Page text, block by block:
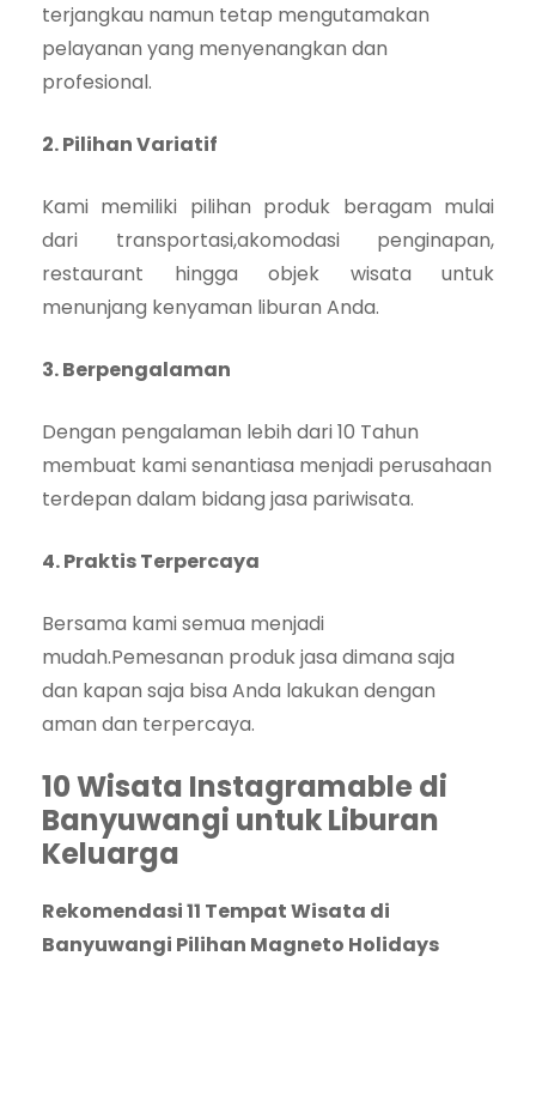
terjangkau namun tetap mengutamakan
pelayanan yang menyenangkan dan
profesional.
2. Pilihan Variatif
Kami memiliki pilihan produk beragam mulai
dari transportasi,akomodasi penginapan,
restaurant hingga objek wisata untuk
menunjang kenyaman liburan Anda.
3. Berpengalaman
Dengan pengalaman lebih dari 10 Tahun
membuat kami senantiasa menjadi perusahaan
terdepan dalam bidang jasa pariwisata.
4. Praktis Terpercaya
Bersama kami semua menjadi
mudah.Pemesanan produk jasa dimana saja
dan kapan saja bisa Anda lakukan dengan
aman dan terpercaya.
10 Wisata Instagramable di
Banyuwangi untuk Liburan
Keluarga
Rekomendasi 11 Tempat Wisata di
Banyuwangi Pilihan Magneto Holidays